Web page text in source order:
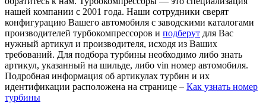
нашей компании с 2001 года. Наши сотрудники сверят
конфигурацию Вашего автомобиля с заводскими каталогами
производителей турбокомпрессоров и подберут для Вас
нужный артикул и производителя, исходя из Ваших
требований. Для подбора турбины необходимо либо знать
артикул, указанный на шильде, либо vin номер автомобиля.
Подробная информация об артикулах турбин и их
идентификации расположена на странице – Как узнать номер
турбины